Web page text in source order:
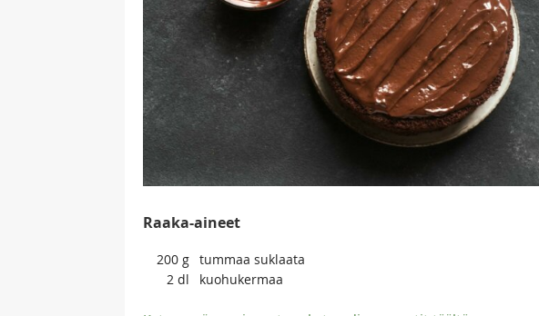
Raaka-aineet
200 g tummaa suklaata
2 dl kuohukermaa